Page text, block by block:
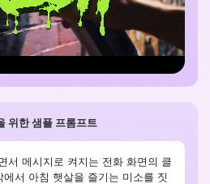
위한 샘플 프롬프트
서 메시지로 켜지는 전화 화면의 클
서 아침 햇살을 즐기는 미소를 짓